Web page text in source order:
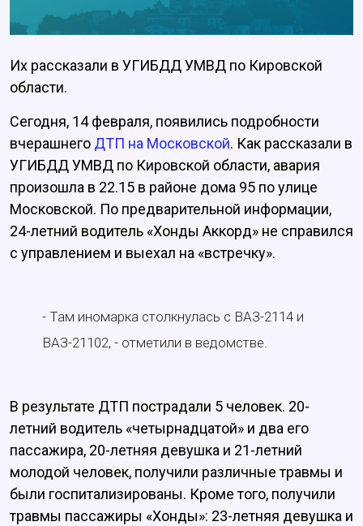
Их рассказали в УГИБДД УМВД по Кировской
области.
Сегодня, 14 февраля, появились подробности
вчерашнего ДТП на Московской. Как рассказали в
УГИБДД УМВД по Кировской области, авария
произошла в 22.15 в районе дома 95 по улице
Московской. По предварительной информации,
24-летний водитель «Хонды Аккорд» не справился
с управлением и выехал на «встречку».
- Там иномарка столкнулась с ВАЗ-2114 и
ВАЗ-21102, - отметили в ведомстве.
В результате ДТП пострадали 5 человек. 20-
летний водитель «четырнадцатой» и два его
пассажира, 20-летняя девушка и 21-летний
молодой человек, получили различные травмы и
были госпитализированы. Кроме того, получили
травмы пассажиры «Хонды»: 23-летняя девушка и